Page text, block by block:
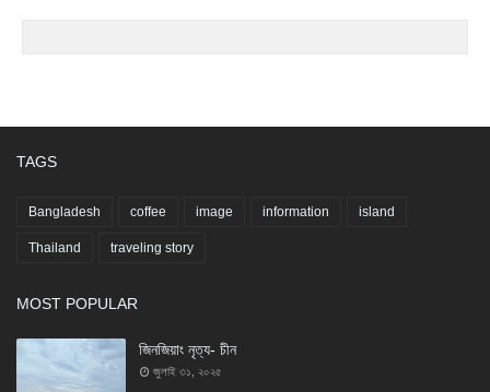
TAGS
Bangladesh coffee image information island
Thailand traveling story
MOST POPULAR
জিনজিয়াং নৃত্য- চীন
জুলাই ৩১, ২০২৫